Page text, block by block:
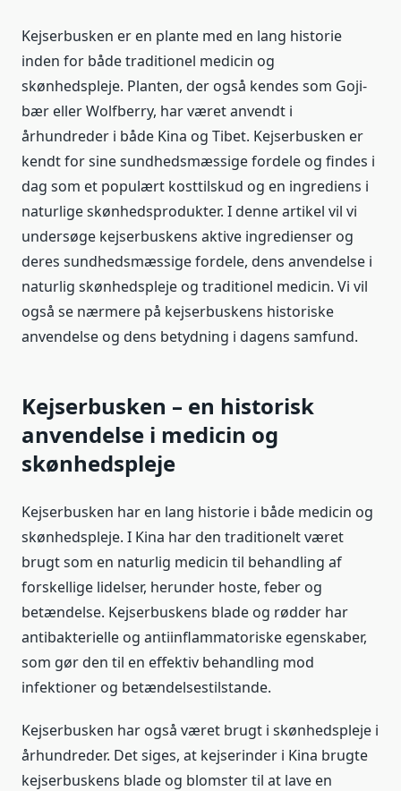
Kejserbusken er en plante med en lang historie
inden for både traditionel medicin og
skønhedspleje. Planten, der også kendes som Goji-
bær eller Wolfberry, har været anvendt i
århundreder i både Kina og Tibet. Kejserbusken er
kendt for sine sundhedsmæssige fordele og findes i
dag som et populært kosttilskud og en ingrediens i
naturlige skønhedsprodukter. I denne artikel vil vi
undersøge kejserbuskens aktive ingredienser og
deres sundhedsmæssige fordele, dens anvendelse i
naturlig skønhedspleje og traditionel medicin. Vi vil
også se nærmere på kejserbuskens historiske
anvendelse og dens betydning i dagens samfund.
Kejserbusken – en historisk
anvendelse i medicin og
skønhedspleje
Kejserbusken har en lang historie i både medicin og
skønhedspleje. I Kina har den traditionelt været
brugt som en naturlig medicin til behandling af
forskellige lidelser, herunder hoste, feber og
betændelse. Kejserbuskens blade og rødder har
antibakterielle og antiinflammatoriske egenskaber,
som gør den til en effektiv behandling mod
infektioner og betændelsestilstande.
Kejserbusken har også været brugt i skønhedspleje i
århundreder. Det siges, at kejserinder i Kina brugte
kejserbuskens blade og blomster til at lave en